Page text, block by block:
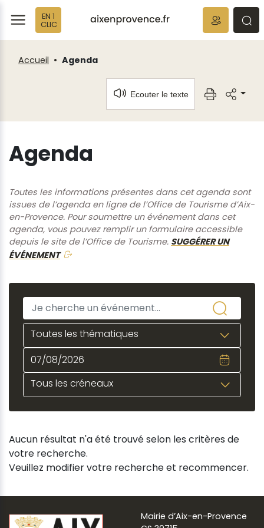
EN 1
CLIC
Accueil Agenda
Ecouter le texte
Agenda
Toutes les informations présentes dans cet agenda sont
issues de l’agenda en ligne de l’Office de Tourisme d’Aix-
en-Provence. Pour soumettre un événement dans cet
agenda, vous pouvez remplir un formulaire accessible
depuis le site de l’Office de Tourisme. SUGGÉRER UN
ÉVÉNEMENT
Toutes les thématiques
Tous les créneaux
Aucun résultat n'a été trouvé selon les critères de
votre recherche.
Veuillez modifier votre recherche et recommencer.
Mairie d’Aix-en-Provence
Fenêtre
de
chat
Panneau de gestion des cookies